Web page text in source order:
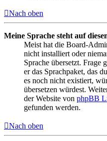
Nach oben
Meine Sprache steht auf
Meist hat die Board-
nicht installiert oder
Sprache übersetzt.
er das Sprachpaket, das
es noch nicht existiert,
übersetzen würdest.
der Website von phpBB
gefunden werden.
Nach oben